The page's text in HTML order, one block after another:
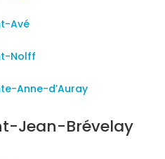
Avé
Nolff
Anne-d’Auray
Jean-Brévelay